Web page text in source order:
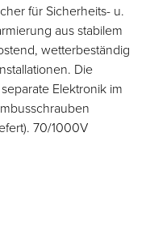
für Sicherheits- u.
aus stabilem
wetterbeständig
Die
Elektronik im
70/1000V